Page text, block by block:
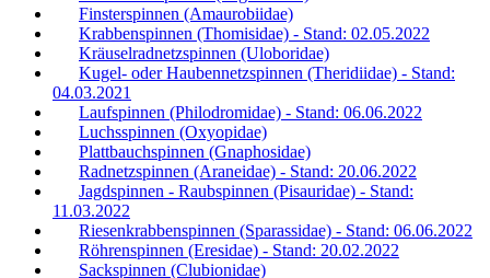
Finsterspinnen (Amaurobiidae)
Krabbenspinnen (Thomisidae) - Stand: 02.05.2022
Kräuselradnetzspinnen (Uloboridae)
Kugel- oder Haubennetzspinnen (Theridiidae) - Stand:
04.03.2021
Laufspinnen (Philodromidae) - Stand: 06.06.2022
Luchsspinnen (Oxyopidae)
Plattbauchspinnen (Gnaphosidae)
Radnetzspinnen (Araneidae) - Stand: 20.06.2022
Jagdspinnen - Raubspinnen (Pisauridae) - Stand:
11.03.2022
Riesenkrabbenspinnen (Sparassidae) - Stand: 06.06.2022
Röhrenspinnen (Eresidae) - Stand: 20.02.2022
Sackspinnen (Clubionidae)